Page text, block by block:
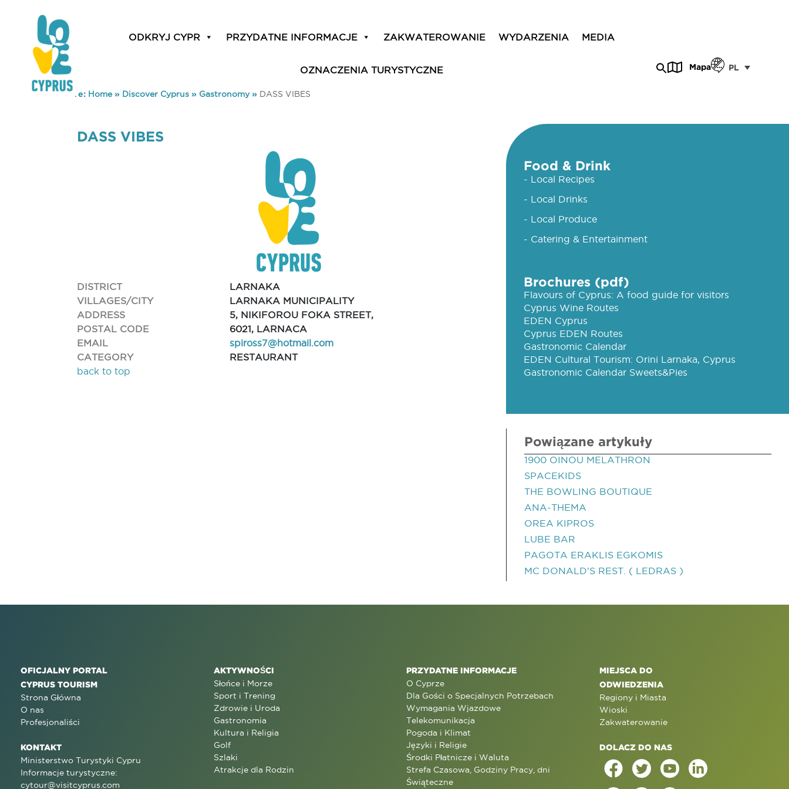
ODKRYJ CYPR PRZYDATNE INFORMACJE ZAKWATEROWANIE WYDARZENIA MEDIA
OZNACZENIA TURYSTYCZNE Mapa PL
You are here: Home» Discover Cyprus » Gastronomy» DASS VIBES
DASS VIBES
DISTRICT
LARNAKA
VILLAGES/CITY
LARNAKA MUNICIPALITY
ADDRESS
5, NIKIFOROU FOKA STREET,
POSTAL CODE
6021, LARNACA
EMAIL
spiross7@hotmail.com
CATEGORY
RESTAURANT
back to top
Food & Drink
- Local Recipes
- Local Drinks
- Local Produce
- Catering & Entertainment
Brochures (pdf)
Flavours of Cyprus: A food guide for visitors
Cyprus Wine Routes
EDEN Cyprus
Cyprus EDEN Routes
Gastronomic Calendar
EDEN Cultural Tourism: Orini Larnaka, Cyprus
Gastronomic Calendar Sweets&Pies
Powiązane artykuły
1900 OINOU MELATHRON
SPACEKIDS
THE BOWLING BOUTIQUE
ANA-THEMA
OREA KIPROS
LUBE BAR
PAGOTA ERAKLIS EGKOMIS
MC DONALD'S REST. ( LEDRAS )
OFICJALNY PORTAL
CYPRUS TOURISM
Strona Główna
O nas
Profesjonaliści
KONTAKT
Ministerstwo Turystyki Cypru
Informacje turystyczne:
cytour@visitcyprus.com
AKTYWNOŚCI
Słońce i Morze
Sport i Trening
Zdrowie i Uroda
Gastronomia
Kultura i Religia
Golf
Szlaki
Atrakcje dla Rodzin
PRZYDATNE INFORMACJE
O Cyprze
Dla Gości o Specjalnych Potrzebach
Wymagania Wjazdowe
Telekomunikacja
Pogoda i Klimat
Języki i Religie
Środki Płatnicze i Waluta
Strefa Czasowa, Godziny Pracy, dni
Świąteczne
MIEJSCA DO
ODWIEDZENIA
Regiony i Miasta
Wioski
Zakwaterowanie
DOLACZ DO NAS